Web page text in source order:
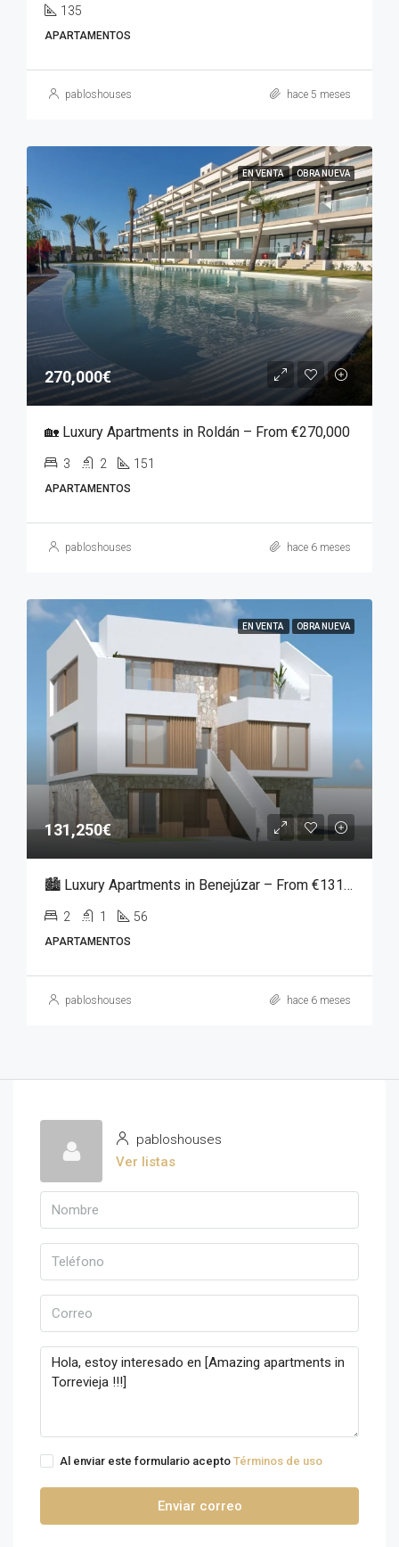
135
APARTAMENTOS
pabloshouses hace 5 meses
EN VENTA OBRA NUEVA
270,000€
🏡 Luxury Apartments in Roldán – From €270,000
3 2 151
APARTAMENTOS
pabloshouses hace 6 meses
EN VENTA OBRA NUEVA
131,250€
🏙️ Luxury Apartments in Benejúzar – From €131,250
2 1 56
APARTAMENTOS
pabloshouses hace 6 meses
pabloshouses
Ver listas
Al enviar este formulario acepto Términos de uso
Enviar correo